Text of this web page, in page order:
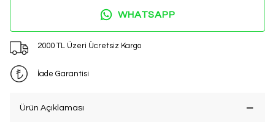
WHATSAPP
2000 TL Üzeri Ücretsiz Kargo
İade Garantisi
Ürün Açıklaması